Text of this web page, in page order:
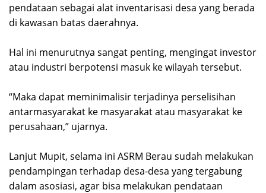
pendataan sebagai alat inventarisasi desa yang berada
di kawasan batas daerahnya.
Hal ini menurutnya sangat penting, mengingat investor
atau industri berpotensi masuk ke wilayah tersebut.
“Maka dapat meminimalisir terjadinya perselisihan
antarmasyarakat ke masyarakat atau masyarakat ke
perusahaan,” ujarnya.
Lanjut Mupit, selama ini ASRM Berau sudah melakukan
pendampingan terhadap desa-desa yang tergabung
dalam asosiasi, agar bisa melakukan pendataan